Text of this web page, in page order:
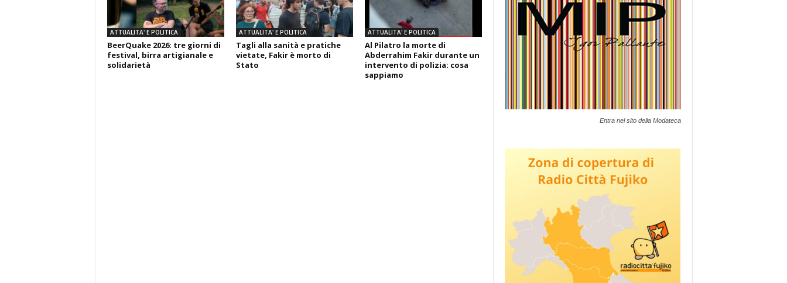
ATTUALITA' E POLITICA
BeerQuake 2026: tre giorni di
festival, birra artigianale e
solidarietà
ATTUALITA' E POLITICA
Tagli alla sanità e pratiche
vietate, Fakir è morto di
Stato
ATTUALITA' E POLITICA
Al Pilatro la morte di
Abderrahim Fakir durante un
intervento di polizia: cosa
sappiamo
Entra nel sito della Modateca